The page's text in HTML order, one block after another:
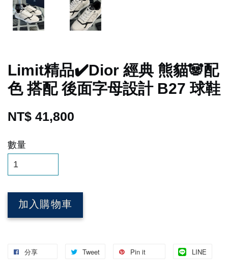
Limit精品✔️Dior 經典 熊貓🐼配
色 搭配 後面字母設計 B27 球鞋
NT$ 41,800
數量
加入購物車
分享 Tweet Pin it LINE